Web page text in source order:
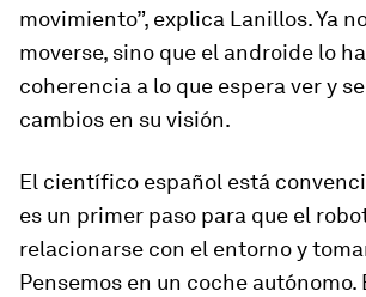
movimiento”, explica Lanillos. Ya
moverse, sino que el androide lo
coherencia a lo que espera ver y
cambios en su visión.
El científico español está
es un primer paso para que el
relacionarse con el entorno y
Pensemos en un coche autónomo.